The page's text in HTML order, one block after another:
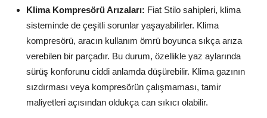
Klima Kompresörü Arızaları: Fiat Stilo sahipleri, klima
sisteminde de çeşitli sorunlar yaşayabilirler. Klima
kompresörü, aracın kullanım ömrü boyunca sıkça arıza
verebilen bir parçadır. Bu durum, özellikle yaz aylarında
sürüş konforunu ciddi anlamda düşürebilir. Klima gazının
sızdırması veya kompresörün çalışmaması, tamir
maliyetleri açısından oldukça can sıkıcı olabilir.